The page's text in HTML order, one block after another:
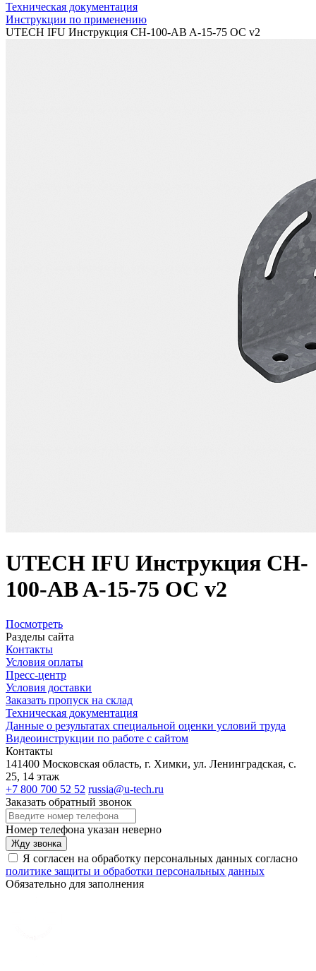
Техническая документация
Инструкции по применению
UTECH IFU Инструкция CH-100-AB A-15-75 OC v2
UTECH IFU Инструкция CH-
100-AB A-15-75 OC v2
Посмотреть
Разделы сайта
Контакты
Условия оплаты
Пресс-центр
Условия доставки
Заказать пропуск на склад
Техническая документация
Данные о результатах специальной оценки условий труда
Видеоинструкции по работе с сайтом
Контакты
141400 Московская область, г. Химки, ул. Ленинградская, с.
25, 14 этаж
+7 800 700 52 52 russia@u-tech.ru
Заказать обратный звонок
Номер телефона указан неверно
Жду звонка
Я согласен на обработку персональных данных согласно
политике защиты и обработки персональных данных
Обязательно для заполнения